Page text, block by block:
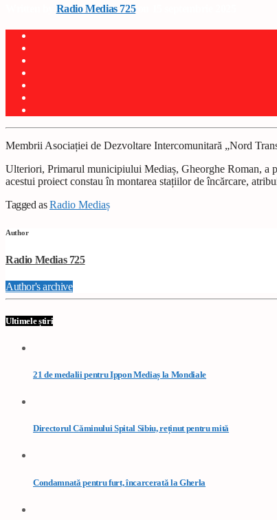
Radio Medias 725on 15 septembrie 2025
Membrii Asociației de Dezvoltare Intercomunitară „Nord
Ulteriori, Primarul municipiului Mediaș, Gheorghe Roman, a
acestui proiect constau în montarea stațiilor de încărcare,
Tagged asRadio Mediaș
Author
Radio Medias 725
Author's archive
Ultimele știri
21 de medalii pentru Ippon Mediaș la Mondiale
Directorul Căminului Spital Sibiu, reținut pentru mită
Condamnată pentru furt, încarcerată la Gherla